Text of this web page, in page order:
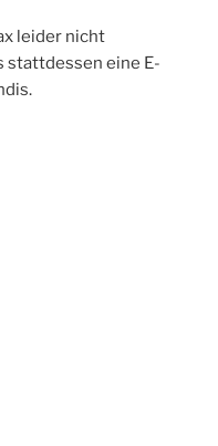
leider nicht
stattdessen eine E-